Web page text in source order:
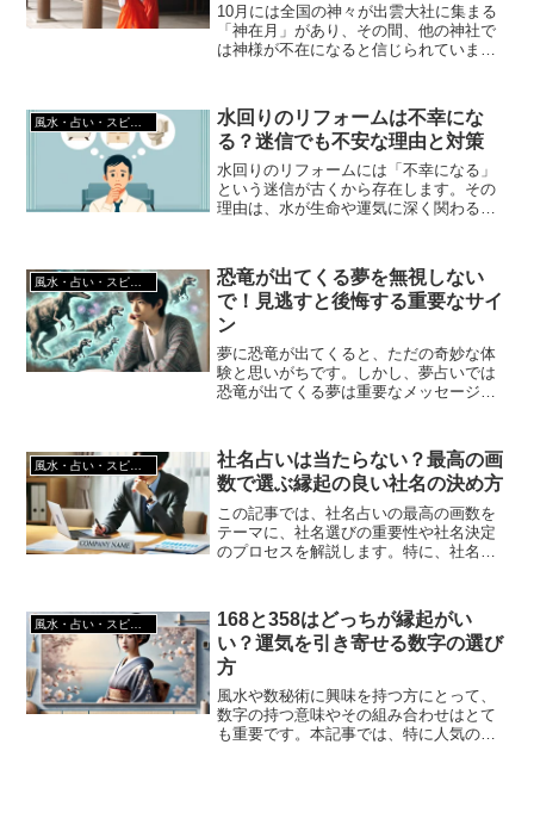
10月には全国の神々が出雲大社に集まる
「神在月」があり、その間、他の神社で
は神様が不在になると信じられていま
伊勢に留まっていると言われています。
よって、「伊勢神宮には10月も神様がい
る」ということになります。
風水・占い・スピリチュアル
水回りのリフォームは不幸にな
る？迷信でも不安な理由と対策
水回りのリフォームには「不幸になる」
という迷信が古くから存在します。その
理由は、水が生命や運気に深く関わると
たからです。この記事では、この迷信の
背景を解説し、不安を解消するための具
体的な対策を紹介します。
風水・占い・スピリチュアル
恐竜が出てくる夢を無視しない
で！見逃すと後悔する重要なサイ
ン
夢に恐竜が出てくると、ただの奇妙な体
験と思いがちです。しかし、夢占いでは
恐竜が出てくる夢は重要なメッセージを
詳しく解説します。夢のメッセージを見
逃さず、現実の問題解決に役立てましょ
う。
風水・占い・スピリチュアル
社名占いは当たらない？最高の画
数で選ぶ縁起の良い社名の決め方
この記事では、社名占いの最高の画数を
テーマに、社名選びの重要性や社名決定
のプロセスを解説します。特に、社名占
名選びをサポートします。
風水・占い・スピリチュアル
168と358はどっちが縁起がい
い？運気を引き寄せる数字の選び
方
風水や数秘術に興味を持つ方にとって、
数字の持つ意味やその組み合わせはとて
も重要です。本記事では、特に人気のあ